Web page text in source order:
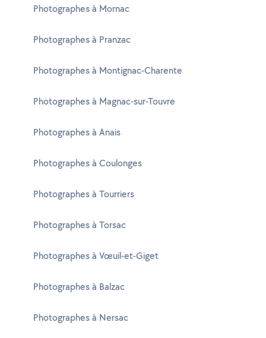
Photographes à Mornac
Photographes à Pranzac
Photographes à Montignac-Charente
Photographes à Magnac-sur-Touvre
Photographes à Anais
Photographes à Coulonges
Photographes à Tourriers
Photographes à Torsac
Photographes à Vœuil-et-Giget
Photographes à Balzac
Photographes à Nersac